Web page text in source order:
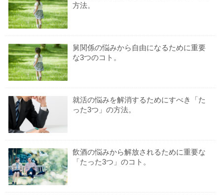
方法。
舅関係の悩みから自由になるために重要
な3つのコト。
就活の悩みを解消するためにすべき「た
った3つ」の方法。
飲酒の悩みから解放されるために重要な
「たった3つ」のコト。